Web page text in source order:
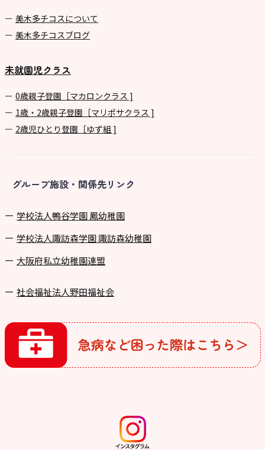
美⽊多チコスについて
美⽊多チコスブログ
未就園児クラス
0歳親子登園［マカロンクラス ]
1歳・2歳親子登園［マリポサクラス ]
2歳児ひとり登園［ゆず組 ]
グループ施設・関係先リンク
学校法⼈鴨⾕学園 鳳幼稚園
学校法⼈諏訪森学園 諏訪森幼稚園
⼤阪府私⽴幼稚園連盟
社会福祉法人野田福祉会